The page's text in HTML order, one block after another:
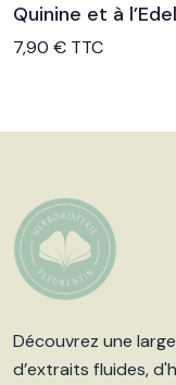
Voir le produit
Quinine et à
7,90 € TTC
Découvrez une
d’extraits fluides,